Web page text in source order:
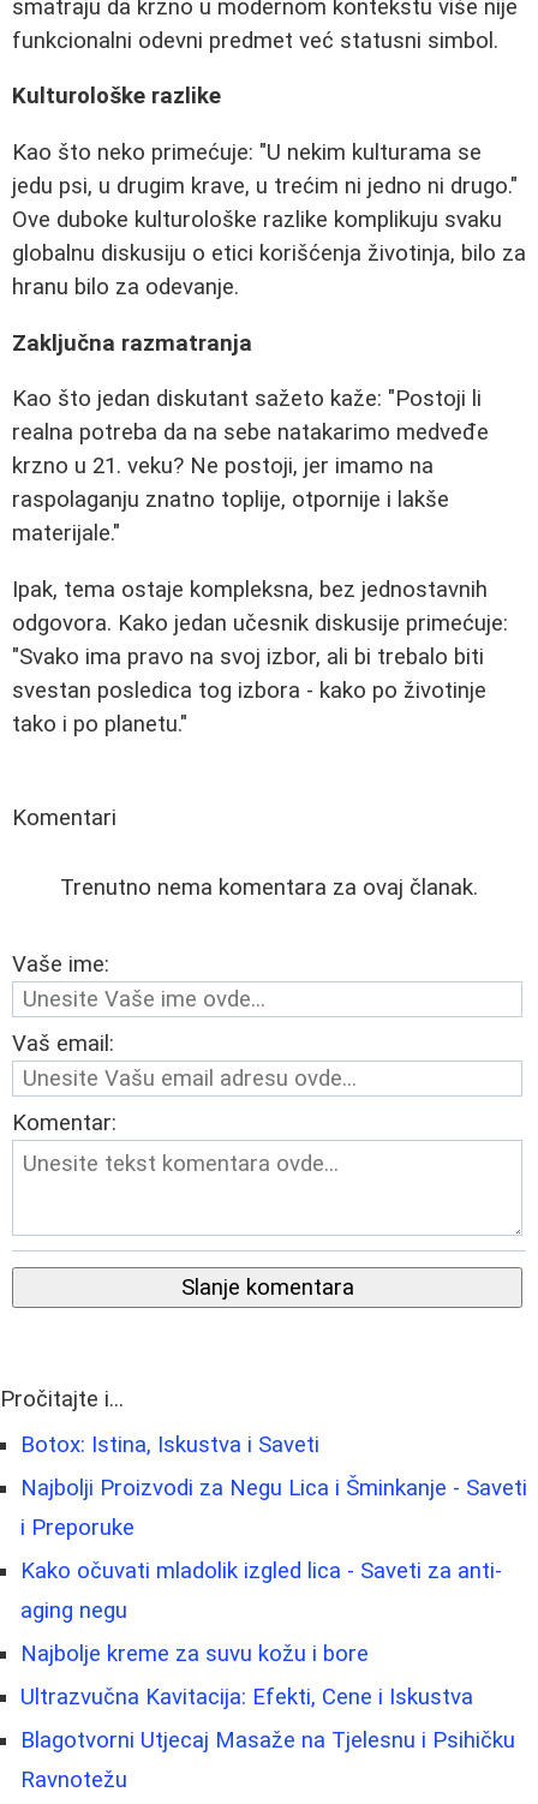
smatraju da krzno u modernom kontekstu više nije
funkcionalni odevni predmet već statusni simbol.
Kulturološke razlike
Kao što neko primećuje: "U nekim kulturama se
jedu psi, u drugim krave, u trećim ni jedno ni drugo."
Ove duboke kulturološke razlike komplikuju svaku
globalnu diskusiju o etici korišćenja životinja, bilo za
hranu bilo za odevanje.
Zaključna razmatranja
Kao što jedan diskutant sažeto kaže: "Postoji li
realna potreba da na sebe natakarimo medveđe
krzno u 21. veku? Ne postoji, jer imamo na
raspolaganju znatno toplije, otpornije i lakše
materijale."
Ipak, tema ostaje kompleksna, bez jednostavnih
odgovora. Kako jedan učesnik diskusije primećuje:
"Svako ima pravo na svoj izbor, ali bi trebalo biti
svestan posledica tog izbora - kako po životinje
tako i po planetu."
Komentari
Trenutno nema komentara za ovaj članak.
Vaše ime:
Vaš email:
Komentar:
Slanje komentara
Pročitajte i...
Botox: Istina, Iskustva i Saveti
Najbolji Proizvodi za Negu Lica i Šminkanje - Saveti
i Preporuke
Kako očuvati mladolik izgled lica - Saveti za anti-
aging negu
Najbolje kreme za suvu kožu i bore
Ultrazvučna Kavitacija: Efekti, Cene i Iskustva
Blagotvorni Utjecaj Masaže na Tjelesnu i Psihičku
Ravnotežu